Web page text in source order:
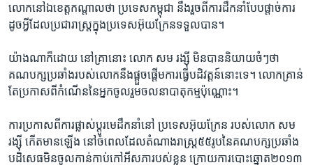
លោក​នៅ​ឯ​ខេត្តកណ្តាល​ថា​ ​ប្រទេស​កម្ពុជា​ ​នឹង​រួច​ពី​ការ​ដឹកនាំ​បែប​ផ្តាច់​ការ​
ដូច​អ្វី​ដែល​ប្រជា​រាស្ត្រក្នុង​ប្រទេស​អ៊ុយ​ក្រែន​ទទួល​បាន​។​
យ៉ាងណាក៏ដោយ​ នៅ​គ្រា​នោះ​ លោក​ សម​ រង្ស៊ី មិន​បាន​និយាយ​ចំៗ​ថា​
គណបក្សប្រឆាំង​របស់លោក​នឹង​ផ្តួច​ផ្តើម​ការ​ធ្វើ​បដិវត្តន៍​នោះ​ទេ។​ លោក​គ្រាន់​
តែប្រកាស​ពី​កំណើន​នៃ​អ្នក​ចូល​រួមចលនា​បាតុកម្ម​ប៉ុណ្ណោះ​។​
ការ​ប្រកាស​ពី​ការ​ផ្លាស់​ប្តូរ​មេដឹក​នាំ​នៅ​ ​ប្រទេស​អ៊ុយ​ក្រែន​ ​របស់​លោក​ សម
រង្ស៊ី​ កើតមានឡើង​ នៅ​ចំពេលដែល​តំណាង​រាស្រ្ត​៥៥​រូប​នៃ​គណបក្ស​ប្រឆាំង​
បដិសេធ​មិន​ចូលកាន់កាប់​កៅ​អី​សភា​របស់​ខ្លួន​ ក្រោយ​ការ​បោះ​ឆ្នោត​២០១៣​